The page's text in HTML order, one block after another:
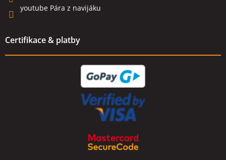
youtube Pára z navijáku
Certifikace & platby